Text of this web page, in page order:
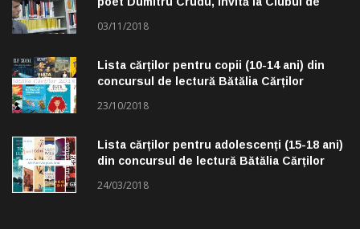
03/11/2018
Lista cărților pentru copii (10-14 ani) din
concursul de lectură Bătălia Cărților
23/10/2018
Lista cărților pentru adolescenți (15-18 ani)
din concursul de lectură Bătălia Cărților
24/03/2018